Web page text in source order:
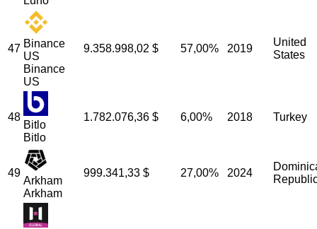
47 Binance
US
Binance
US
9.358.998,02 $ 57,00% 2019
United
States
48
Bitlo
Bitlo
1.782.076,36 $ 6,00% 2018 Turkey
49
Arkham
Arkham
999.341,33 $ 27,00% 2024